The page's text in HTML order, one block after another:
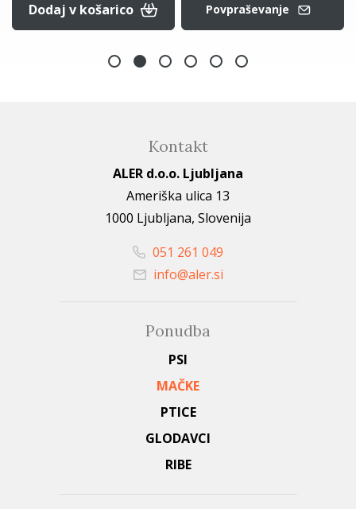
Dodaj v košarico Povpraševanje
Kontakt
ALER d.o.o. Ljubljana
Ameriška ulica 13
1000 Ljubljana, Slovenija
051 261 049
info@aler.si
Ponudba
PSI
MAČKE
PTICE
GLODAVCI
RIBE